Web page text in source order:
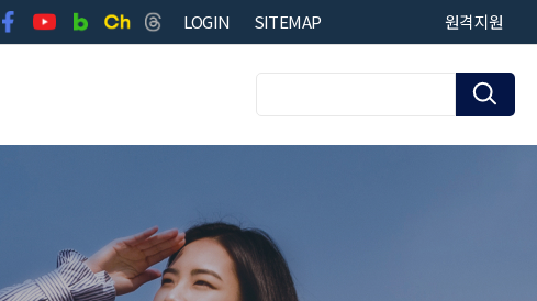
LOGIN SITEMAP 원격지원